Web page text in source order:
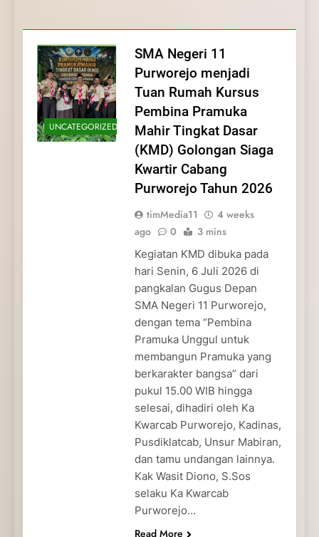
dan Pengabdian Generasi
Pramuka
Pramuka
Kepedulian
UNCATEGORIZED
SMA Negeri 11
Purworejo menjadi
Tuan Rumah Kursus
Pembina Pramuka
Mahir Tingkat Dasar
(KMD) Golongan Siaga
Kwartir Cabang
Purworejo Tahun 2026
timMedia11
4 weeks
ago
0 3 mins
Kegiatan KMD dibuka pada
hari Senin, 6 Juli 2026 di
pangkalan Gugus Depan
SMA Negeri 11 Purworejo,
dengan tema “Pembina
Pramuka Unggul untuk
membangun Pramuka yang
berkarakter bangsa” dari
pukul 15.00 WIB hingga
selesai, dihadiri oleh Ka
Kwarcab Purworejo, Kadinas,
Pusdiklatcab, Unsur Mabiran,
dan tamu undangan lainnya.
Kak Wasit Diono, S.Sos
selaku Ka Kwarcab
Purworejo…
Read More